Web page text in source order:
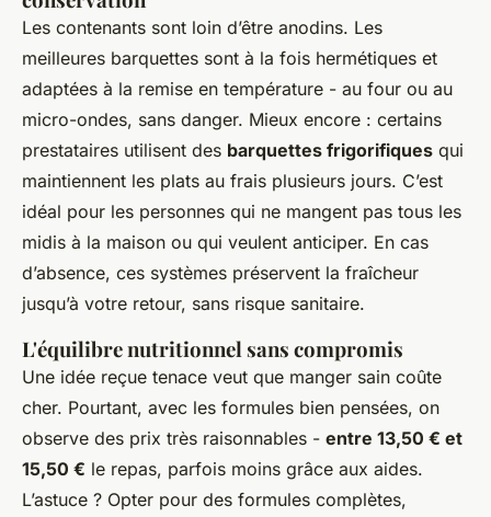
Les contenants sont loin d’être anodins. Les
meilleures barquettes sont à la fois hermétiques et
adaptées à la remise en température - au four ou au
micro-ondes, sans danger. Mieux encore : certains
prestataires utilisent des barquettes frigorifiques qui
maintiennent les plats au frais plusieurs jours. C’est
idéal pour les personnes qui ne mangent pas tous les
midis à la maison ou qui veulent anticiper. En cas
d’absence, ces systèmes préservent la fraîcheur
jusqu’à votre retour, sans risque sanitaire.
L'équilibre nutritionnel sans compromis
Une idée reçue tenace veut que manger sain coûte
cher. Pourtant, avec les formules bien pensées, on
observe des prix très raisonnables - entre 13,50 € et
15,50 € le repas, parfois moins grâce aux aides.
L’astuce ? Opter pour des formules complètes,